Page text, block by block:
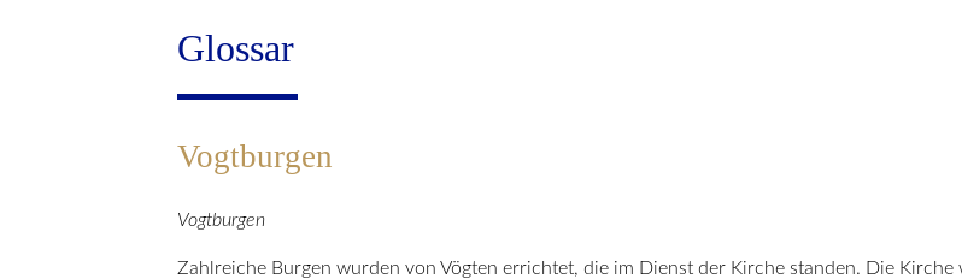
Glossar
Vogtburgen
Vogtburgen
Zahlreiche Burgen wurden von Vögten errichtet, die im Dienst der Kirche standen. Die Kirche